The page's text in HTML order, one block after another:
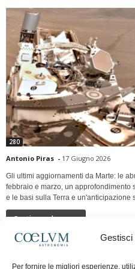
Gestisci
Per fornire le migliori esperienze,
280
Antonio Piras - 17 Giugno 2026
Gli ultimi aggiornamenti da Marte: le
febbraio e marzo, un approfondimento
e le basi sulla Terra e un'anticipazione
Continua a leggere